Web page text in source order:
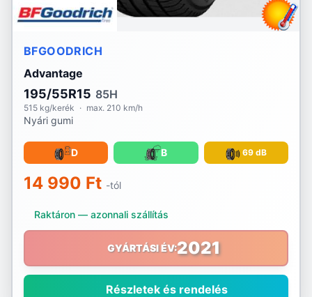
BFGOODRICH
Advantage
195/55R15 85H
515 kg/kerék · max. 210 km/h
Nyári gumi
D B 69 dB
14 990 Ft -tól
Raktáron — azonnali szállítás
GYÁRTÁSI ÉV:2021
Részletek és rendelés